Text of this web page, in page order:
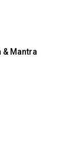
& Mantra